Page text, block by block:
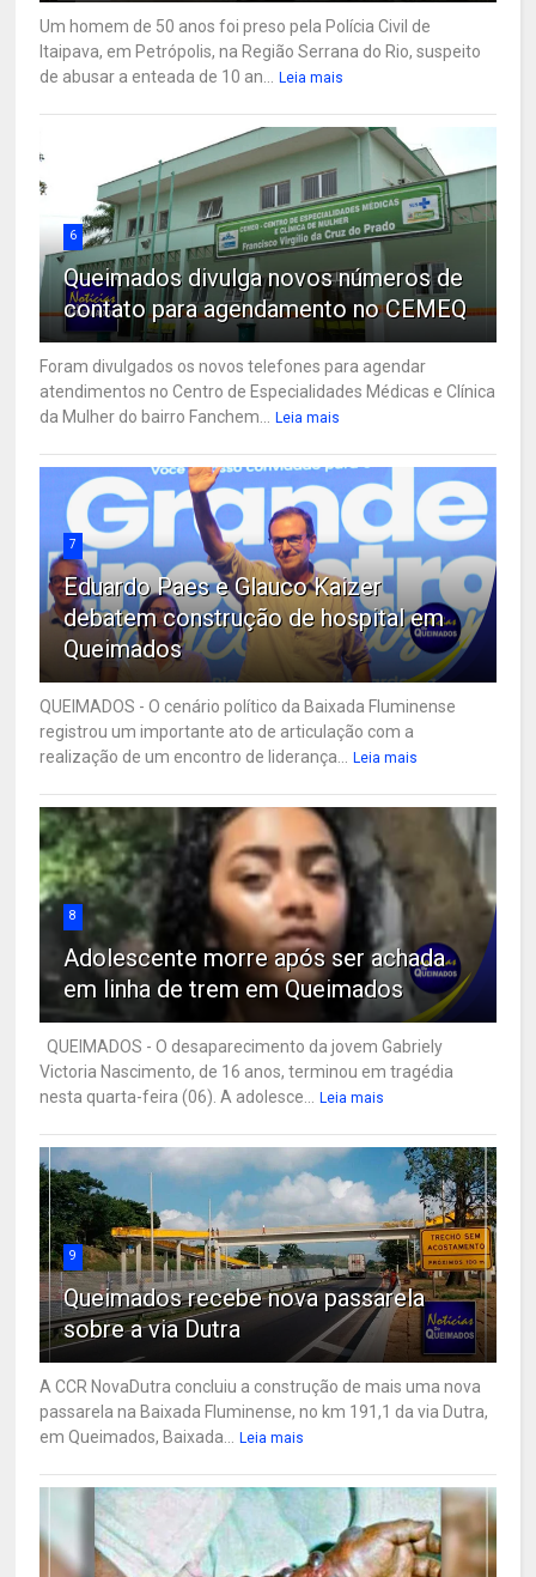
Um homem de 50 anos foi preso pela Polícia Civil de
Itaipava, em Petrópolis, na Região Serrana do Rio, suspeito
de abusar a enteada de 10 an...
Leia mais
6
Queimados divulga novos números de
contato para agendamento no CEMEQ
Foram divulgados os novos telefones para agendar
atendimentos no Centro de Especialidades Médicas e Clínica
da Mulher do bairro Fanchem...
Leia mais
7
Eduardo Paes e Glauco Kaizer
debatem construção de hospital em
Queimados
QUEIMADOS - O cenário político da Baixada Fluminense
registrou um importante ato de articulação com a
realização de um encontro de liderança...
Leia mais
8
Adolescente morre após ser achada
em linha de trem em Queimados
QUEIMADOS - O desaparecimento da jovem Gabriely
Victoria Nascimento, de 16 anos, terminou em tragédia
nesta quarta-feira (06). A adolesce...
Leia mais
9
Queimados recebe nova passarela
sobre a via Dutra
A CCR NovaDutra concluiu a construção de mais uma nova
passarela na Baixada Fluminense, no km 191,1 da via Dutra,
em Queimados, Baixada...
Leia mais